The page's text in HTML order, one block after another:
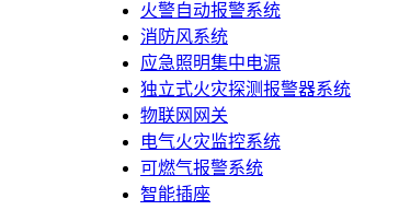
火警自动报警系统
消防风系统
应急照明集中电源
独立式火灾探测报警器系统
物联网网关
电气火灾监控系统
可燃气报警系统
智能插座